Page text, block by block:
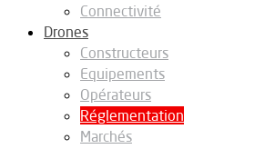
Connectivité
Drones
Constructeurs
Equipements
Opérateurs
Réglementation
Marchés